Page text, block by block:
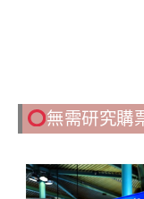
無需研究購